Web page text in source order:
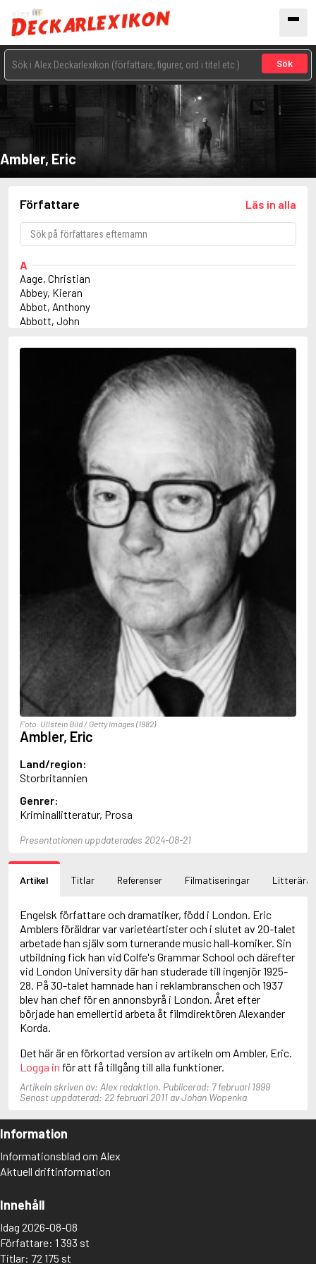
Sök
Ambler, Eric
Författare Läs in alla
A
Aage, Christian
Abbey, Kieran
Abbot, Anthony
Abbott, John
Abrahams, Peter (f. 1947)
Adler-Olsen, Jussi
Adolfsson, Maria
Agnér, Kristina
Agrell, Wilhelm
Ahlbeck, Elvy
Ahlstedt, Mats
Ahnhem, Stefan
Ahrnstedt, Simona
Aichner, Bernhard
Ajvide Lindqvist, John
Akunin, Boris
Alfredson, Hans
Alfredsson, Karin
Allan, Barbara
Allan, John B.
Allbeury, Ted
Allen, Grant
Allende, Isabel
Allingham, Margery
Alsterdal, Tove
Alving, Fanny
Alvtegen, Karin
Ambler, Eric
Aminoff, Ivan
Anappara, Deepa
Anders, Sigrid
Andersen, Carlo
Anderson, F.I.
Anderson, James
Foto: Ullstein Bild / Getty Images (1982)
Ambler, Eric
Land/region:
Storbritannien
Genrer:
Kriminallitteratur, Prosa
Presentationen uppdaterades 2024-08-21
Artikel Titlar Referenser Filmatiseringar Litterära
Engelsk författare och dramatiker, född i London. Eric
Amblers föräldrar var varietéartister och i slutet av 20-talet
arbetade han själv som turnerande music hall-komiker. Sin
utbildning fick han vid Colfe's Grammar School och därefter
vid London University där han studerade till ingenjör 1925-
28. På 30-talet hamnade han i reklambranschen och 1937
blev han chef för en annonsbyrå i London. Året efter
började han emellertid arbeta åt filmdirektören Alexander
Korda.
Det här är en förkortad version av artikeln om Ambler, Eric.
Logga in för att få tillgång till alla funktioner.
Artikeln skriven av: Alex redaktion. Publicerad: 7 februari 1999
Senast uppdaterad: 22 februari 2011 av Johan Wopenka
Information
Informationsblad om Alex
Aktuell driftinformation
Innehåll
Idag 2026-08-08
Författare: 1 393 st
Titlar: 72 175 st